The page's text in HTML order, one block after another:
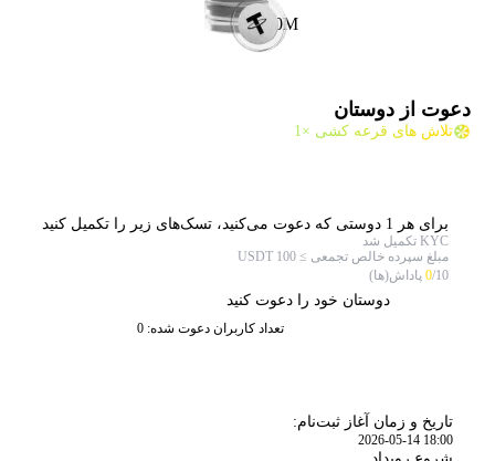
10M
دعوت از دوستان
تلاش های قرعه کشی ×1
برای هر 1 دوستی که دعوت می‌کنید، تسک‌های زیر را تکمیل کنید
KYC تکمیل شد
مبلغ سپرده خالص تجمعی ≥ 100 USDT
0/10 پاداش(ها)
دوستان خود را دعوت کنید
تعداد کاربران دعوت شده: 0
تاریخ و زمان آغاز ثبت‌نام:
2026-05-14 18:00